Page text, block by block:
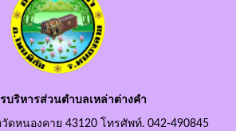
บริหารส่วนตำบลเหล่าต่างคำ
ดหนองคาย 43120 โทรศัพท์. 042-490845